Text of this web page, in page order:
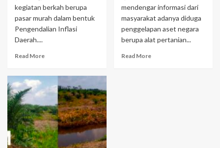
kegiatan berkah berupa
pasar murah dalam bentuk
Pengendalian Inflasi
Daerah....
Read More
mendengar informasi dari
masyarakat adanya diduga
penggelapan aset negara
berupa alat pertanian...
Read More